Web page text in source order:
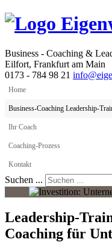
Business - Coaching &
Eilfort, Frankfurt am Main
0173 - 784 98 21
Home
Business-Coaching Leadership-
Ihr Coach
Coaching-Prozess
Kontakt
Suchen ...
Leadership-
Coaching für